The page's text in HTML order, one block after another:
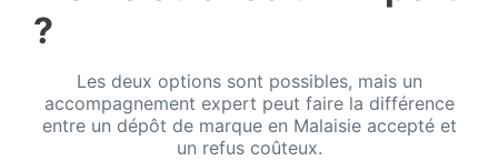
?
Les deux options sont possibles, mais un
accompagnement expert peut faire la différence
entre un dépôt de marque en Malaisie accepté et
un refus coûteux.